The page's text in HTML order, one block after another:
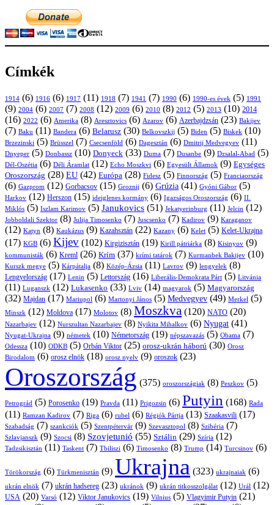
Címkék
1914 (6) 1916 (6) 1917 (11) 1918 (7) 1941 (7) 1990 (6) 1990-es évek (5) 1991
(9) 2004 (6) 2007 (7) 2008 (12) 2009 (6) 2010 (8) 2012 (5) 2013 (10) 2014
(16) 2022 (6) Amerika (8) Aresztovics (6) Azarov (6) Azerbajdzsán (23) Bakijev
(7) Baku (11) Bandera (6) Belarusz (30) Belkovszkij (5) Biden (5) Biskek (10)
Brzezinski (5) Brüsszel (7) Csecsenföld (6) Dagesztán (6) Dmitrij Medvegyev (11)
Dnyeper (5) Donbassz (10) Donyeck (33) Duma (7) Dusanbe (9) Dzsalal-Abad (5)
Dél-Oszétia (6) Déli Áramlat (12) Echo Moszkvi (6) Egyesült Államok (9) Egységes
Oroszország (28) EU (42) Európa (28) Fidesz (5) Finnország (5) Franciaország
(6) Gazprom (12) Gorbacsov (15) Groznij (6) Grúzia (41) Gyóni Gábor (5)
Harkov (12) Herszon (15) ideiglenes kormány (6) Igazságos Oroszország (6) II.
Miklós (5) Iszlam Karimov (5) Janukovics (51) Jekatyerinburg (11) Jelcin (12)
Jobboldali Szektor (8) Julija Timosenko (7) Juscsenko (7) Kadirov (9) Karaganov
(12) Katyn (8) Kaukázus (9) Kazahsztán (22) Kazany (6) Kelet (5) Kelet-Ukrajna
(17) KGB (6) Kijev (102) Kirgizisztán (19) Kirill pátriárka (8) Kisinyov (9)
kommunisták (6) Kreml (26) Krím (37) krími tatárok (7) Kurmanbek Bakijev (10)
Kurszk megye (5) Kárpátalja (8) Közép-Ázsia (11) Lavrov (9) lengyelek (8)
Lengyelország (17) Lenin (5) Lettország (16) Liberális-Demokrata Párt (5) Litvánia
(11) Luganszk (12) Lukasenko (33) Lviv (14) magyarok (5) Magyarország
(32) Majdan (17) Mariupol (6) Martonyi János (5) Medvegyev (49) Merkel (5)
Minszk (12) Moldova (17) Molotov (8) Moszkva (120) NATO (20)
Nazarbajev (12) Nurszultan Nazarbajev (8) Nyikita Mihalkov (6) Nyugat (41)
Nyugat-Ukrajna (9) németek (10) Németország (19) népszavazás (5) Obama (7)
Odessza (10) ODKB (5) Orbán Viktor (25) orosz-ukrán háború (30) Orosz
Birodalom (6) orosz elnök (18) orosz nyelv (9) oroszok (23)
Oroszország (375) oroszországiak (8) Peszkov (5)
Petrográd (5) Porosenko (19) Pravda (11) Prigozsin (6) Putyin (168) Rada
(11) Ramzan Kadirov (7) Riga (6) rubel (6) Régiók Pártja (13) Szaakasvili (17)
Szabadság (7) szankciók (5) Szentpétervár (9) Szevasztopol (8) Szibéria (7)
Szlavjanszk (9) Szocsi (8) Szovjetunió (55) Sztálin (29) Szíria (12)
Tadzsikisztán (11) Taskent (7) Tbiliszi (6) Timosenko (8) Trump (14) Turcsinov (6)
Törökország (6) Türkmenisztán (9) Ukrajna (323) ukrajnaiak (6)
ukrán elnök (7) ukrán hadsereg (23) ukránok (9) ukrán titkosszolgálat (12) Urál (12)
USA (20) Varsó (12) Viktor Janukovics (19) Vilnius (5) Vlagyimir Putyin (21)